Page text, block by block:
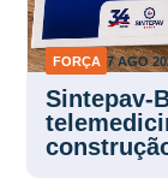
FORÇA 7 AGO
Sintepav-